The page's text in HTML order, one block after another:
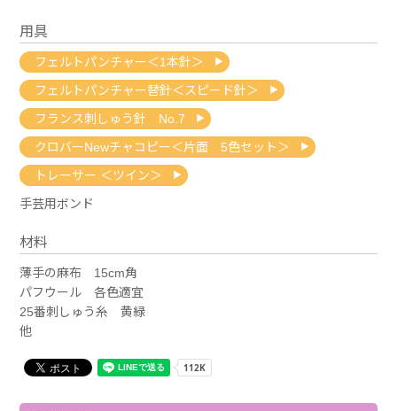
用具
フェルトパンチャー＜1本針＞
フェルトパンチャー替針＜スピード針＞
フランス刺しゅう針 No.7
クロバーNewチャコピー＜片面 5色セット＞
トレーサー ＜ツイン＞
手芸用ボンド
材料
薄手の麻布 15cm角
パフウール 各色適宜
25番刺しゅう糸 黄緑
他